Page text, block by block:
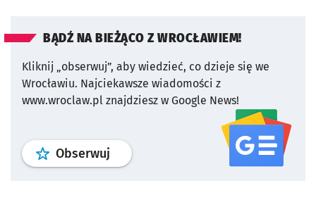
BĄDŹ NA BIEŻĄCO Z WROCŁAWIEM!
Kliknij „obserwuj”, aby wiedzieć, co dzieje się we
Wrocławiu. Najciekawsze wiadomości z
www.wroclaw.pl znajdziesz w Google News!
Obserwuj profil serwisu